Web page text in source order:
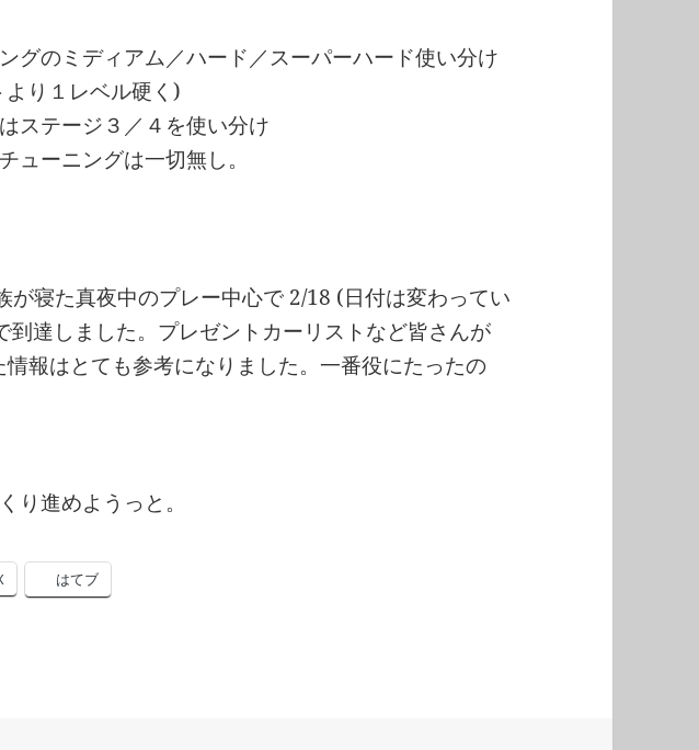
グのミディアム／ハード／スーパーハード使い分け
り１レベル硬く)
ステージ３／４を使い分け
ューニングは一切無し。
が寝た真夜中のプレー中心で 2/18 (日付は変わってい
到達しました。プレゼントカーリストなど皆さんが
報はとても参考になりました。一番役にたったの
り進めようっと。
はてブ